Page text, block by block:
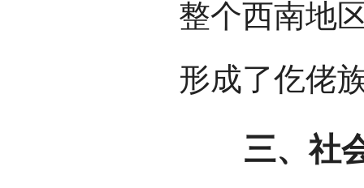
整个西南地
形成了仡佬
三、社会